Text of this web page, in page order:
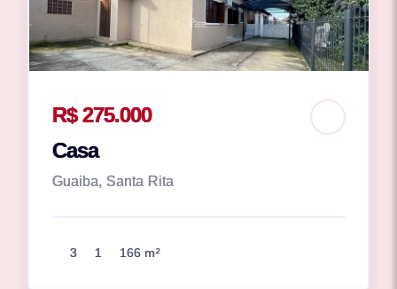
R$ 275.000
Casa
Guaiba, Santa Rita
3 1 166 m²